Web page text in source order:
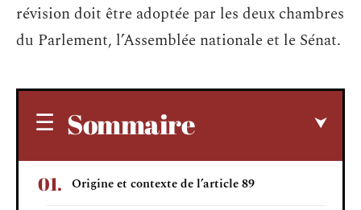
révision doit être adoptée par les deux chambres
du Parlement, l’Assemblée nationale et le Sénat.
Sommaire
Origine et contexte de l’article 89